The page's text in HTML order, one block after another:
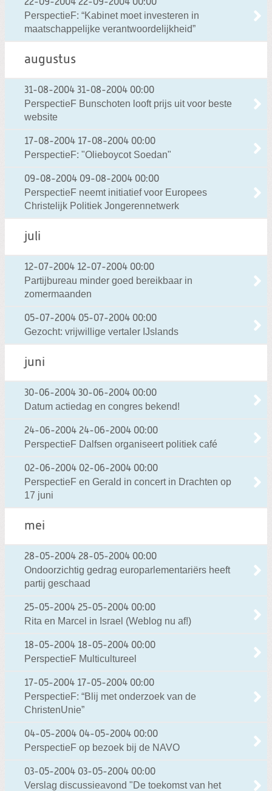
22-09-2004 22-09-2004 00:00
PerspectieF: “Kabinet moet investeren in
maatschappelijke verantwoordelijkheid”
augustus
31-08-2004 31-08-2004 00:00
PerspectieF Bunschoten looft prijs uit voor beste
website
17-08-2004 17-08-2004 00:00
PerspectieF: "Olieboycot Soedan"
09-08-2004 09-08-2004 00:00
PerspectieF neemt initiatief voor Europees
Christelijk Politiek Jongerennetwerk
juli
12-07-2004 12-07-2004 00:00
Partijbureau minder goed bereikbaar in
zomermaanden
05-07-2004 05-07-2004 00:00
Gezocht: vrijwillige vertaler IJslands
juni
30-06-2004 30-06-2004 00:00
Datum actiedag en congres bekend!
24-06-2004 24-06-2004 00:00
PerspectieF Dalfsen organiseert politiek café
02-06-2004 02-06-2004 00:00
PerspectieF en Gerald in concert in Drachten op
17 juni
mei
28-05-2004 28-05-2004 00:00
Ondoorzichtig gedrag europarlementariërs heeft
partij geschaad
25-05-2004 25-05-2004 00:00
Rita en Marcel in Israel (Weblog nu af!)
18-05-2004 18-05-2004 00:00
PerspectieF Multicultureel
17-05-2004 17-05-2004 00:00
PerspectieF: “Blij met onderzoek van de
ChristenUnie”
04-05-2004 04-05-2004 00:00
PerspectieF op bezoek bij de NAVO
03-05-2004 03-05-2004 00:00
Verslag discussieavond "De toekomst van het